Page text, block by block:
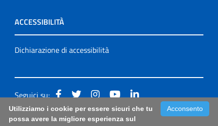
ACCESSIBILITÀ
Dichiarazione di accessibilità
Seguici su:
Accessibilità: form di segnalazione di prima istanza per
Acconsento
Utilizziamo i cookie per essere sicuri che tu
possa avere la migliore esperienza sul